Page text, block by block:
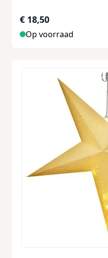
€ 18,50
Op voorraad